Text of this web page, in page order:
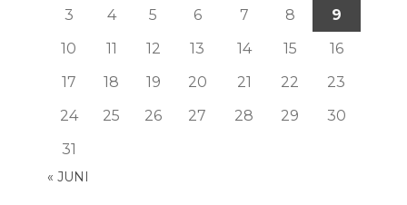
3
4 5 6 7 8
9
10
11 12 13 14 15
16
17
18 19 20 21 22
23
24
25 26 27 28 29
30
31
« JUNI